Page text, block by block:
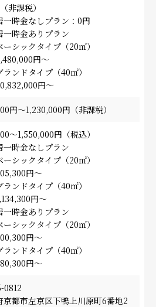
非課税）
一時金なしプラン：0円
一時金ありプラン
シックタイプ（20㎡）
円～
ンドタイプ（40㎡）
円～
円～1,230,000円（非課税）
～1,550,000円（税込）
一時金なしプラン
シックタイプ（20㎡）
円～
ンドタイプ（40㎡）
円～
一時金ありプラン
シックタイプ（20㎡）
円～
ンドタイプ（40㎡）
円～
0812
京都市左京区下鴨上川原町6番地2